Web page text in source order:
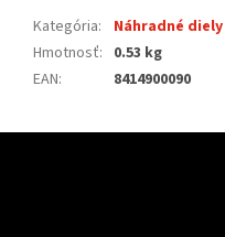
Kategória:
Náhradné
Hmotnosť: 0.53 kg
EAN: 8414900090